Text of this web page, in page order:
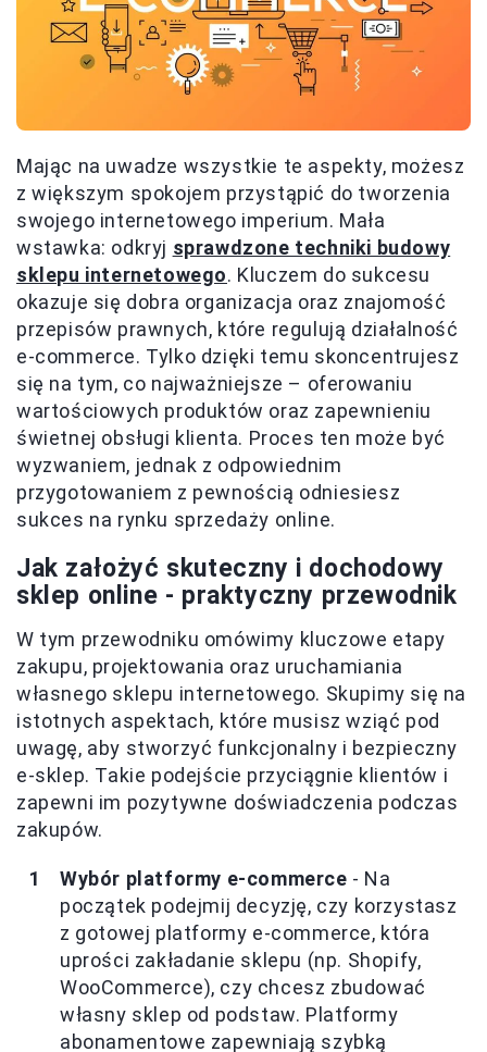
Mając na uwadze wszystkie te aspekty, możesz
z większym spokojem przystąpić do tworzenia
swojego internetowego imperium. Mała
wstawka: odkryj sprawdzone techniki budowy
sklepu internetowego. Kluczem do sukcesu
okazuje się dobra organizacja oraz znajomość
przepisów prawnych, które regulują działalność
e-commerce. Tylko dzięki temu skoncentrujesz
się na tym, co najważniejsze – oferowaniu
wartościowych produktów oraz zapewnieniu
świetnej obsługi klienta. Proces ten może być
wyzwaniem, jednak z odpowiednim
przygotowaniem z pewnością odniesiesz
sukces na rynku sprzedaży online.
Jak założyć skuteczny i dochodowy
sklep online - praktyczny przewodnik
W tym przewodniku omówimy kluczowe etapy
zakupu, projektowania oraz uruchamiania
własnego sklepu internetowego. Skupimy się na
istotnych aspektach, które musisz wziąć pod
uwagę, aby stworzyć funkcjonalny i bezpieczny
e-sklep. Takie podejście przyciągnie klientów i
zapewni im pozytywne doświadczenia podczas
zakupów.
Wybór platformy e-commerce - Na
początek podejmij decyzję, czy korzystasz
z gotowej platformy e-commerce, która
uprości zakładanie sklepu (np. Shopify,
WooCommerce), czy chcesz zbudować
własny sklep od podstaw. Platformy
abonamentowe zapewniają szybką